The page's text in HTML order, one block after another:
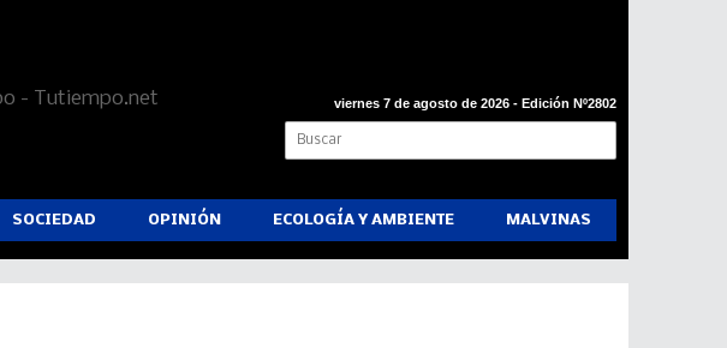
- Tutiempo.net viernes 7 de agosto de 2026 - Edición Nº2802
SOCIEDAD OPINIÓN ECOLOGÍA Y AMBIENTE MALVINAS